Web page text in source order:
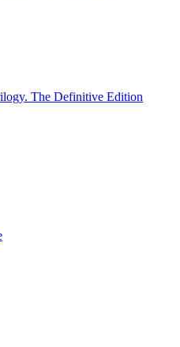
The Definitive Edition